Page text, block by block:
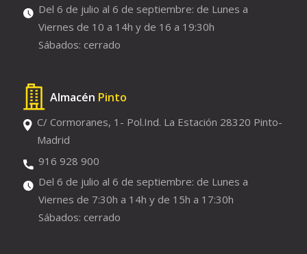
Del 6 de julio al 6 de septiembre: de Lunes a
Viernes de 10 a 14h y de 16 a 19:30h
Sábados: cerrado
Almacén Pinto
C/ Cormoranes, 1- Pol.Ind. La Estación 28320 Pinto-
Madrid
916 928 900
Del 6 de julio al 6 de septiembre: de Lunes a
Viernes de 7:30h a 14h y de 15h a 17:30h
Sábados: cerrado